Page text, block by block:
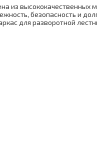
из высококачественных
безопасность и
для разворотной